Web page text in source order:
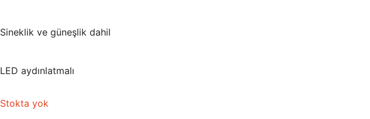
Sineklik ve güneşlik dahil
LED aydınlatmalı
Stokta yok